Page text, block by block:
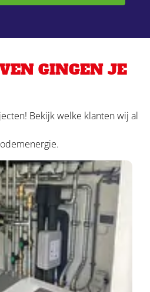
GINGEN JE
Bekijk welke klanten wij al